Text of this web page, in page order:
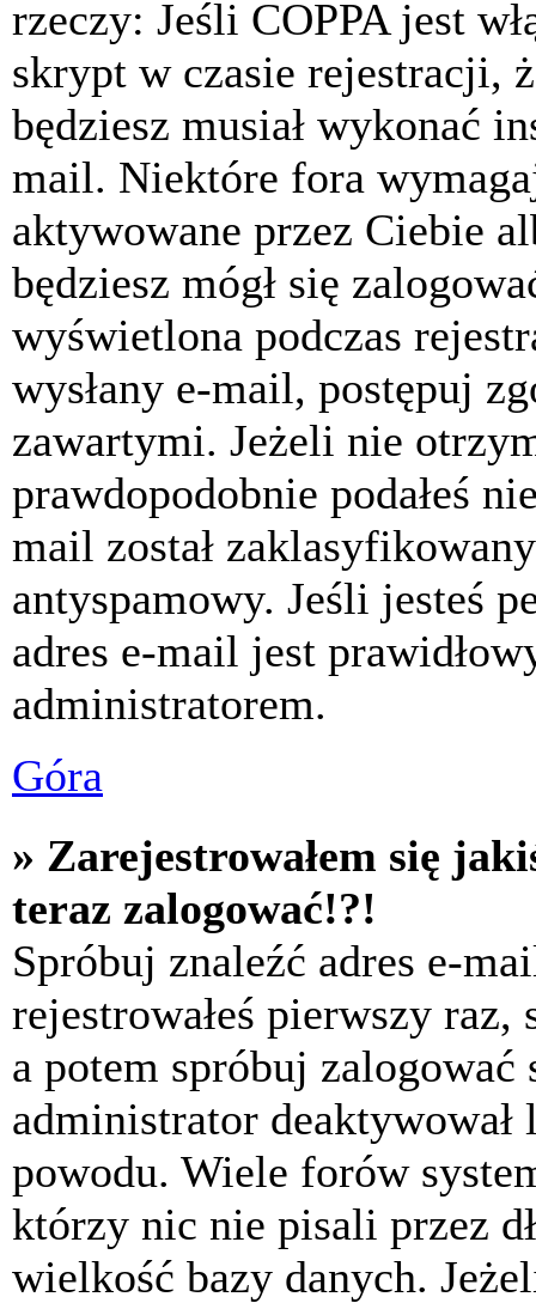
rzeczy: Jeśli COPPA jest
skrypt w czasie rejestracji,
będziesz musiał wykonać
mail. Niektóre fora
aktywowane przez Ciebie
będziesz mógł się
wyświetlona podczas
wysłany e-mail, postępuj
zawartymi. Jeżeli nie
prawdopodobnie podałeś
mail został
antyspamowy. Jeśli jesteś
adres e-mail jest
administratorem.
Góra
» Zarejestrowałem się
teraz zalogować!?!
Spróbuj znaleźć adres e-
rejestrowałeś pierwszy
a potem spróbuj
administrator deaktywował
powodu. Wiele forów
którzy nic nie pisali przez
wielkość bazy danych.